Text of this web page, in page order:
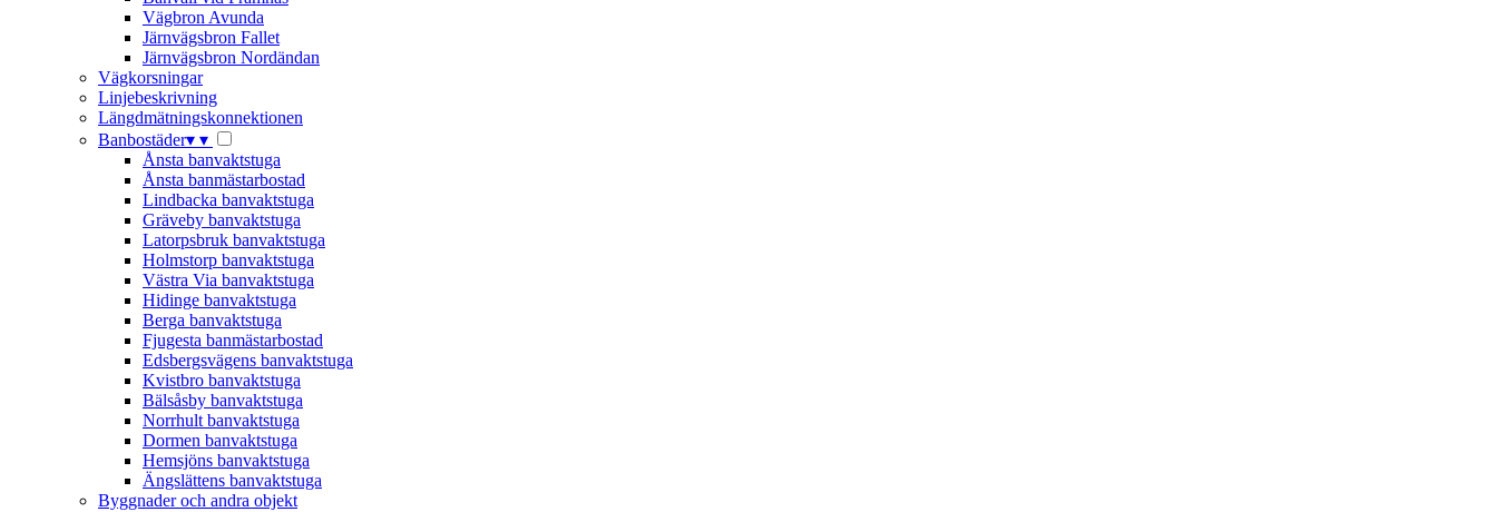
Vägbron Avunda
Järnvägsbron Fallet
Järnvägsbron Nordändan
Vägkorsningar
Linjebeskrivning
Längdmätningskonnektionen
Banbostäder▾ ▾
Ånsta banvaktstuga
Ånsta banmästarbostad
Lindbacka banvaktstuga
Gräveby banvaktstuga
Latorpsbruk banvaktstuga
Holmstorp banvaktstuga
Västra Via banvaktstuga
Hidinge banvaktstuga
Berga banvaktstuga
Fjugesta banmästarbostad
Edsbergsvägens banvaktstuga
Kvistbro banvaktstuga
Bälsåsby banvaktstuga
Norrhult banvaktstuga
Dormen banvaktstuga
Hemsjöns banvaktstuga
Ängslättens banvaktstuga
Byggnader och andra objekt